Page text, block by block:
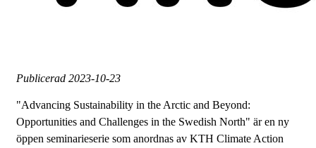
Publicerad 2023-10-23
"Advancing Sustainability in the Arctic and Beyond:
Opportunities and Challenges in the Swedish North" är en ny
öppen seminarieserie som anordnas av KTH Climate Action